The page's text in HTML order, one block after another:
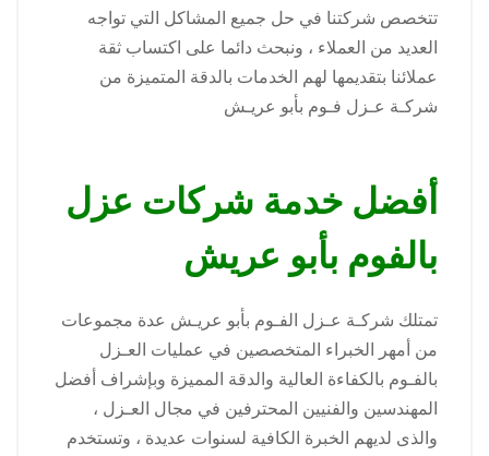
تتخصص شركتنا في حل جميع المشاكل التي تواجه
العديد من العملاء ، ونبحث دائما على اكتساب ثقة
عملائنا بتقديمها لهم الخدمات بالدقة المتميزة من
شركـة عـزل فـوم بأبو عريـش
أفضل خدمة شركات عزل
بالفوم بأبو عريش
تمتلك شركـة عـزل الفـوم بأبو عريـش عدة مجموعات
من أمهر الخبراء المتخصصين في عمليات العـزل
بالفـوم بالكفاءة العالية والدقة المميزة وبإشراف أفضل
المهندسين والفنيين المحترفين في مجال العـزل ،
والذى لديهم الخبرة الكافية لسنوات عديدة ، وتستخدم